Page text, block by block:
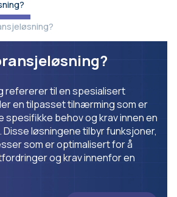
refererer til en spesialisert
en tilpasset tilnærming som er
spesifikke behov og krav innen en
løsningene tilbyr funksjoner,
som er optimalisert for å
og krav innenfor en